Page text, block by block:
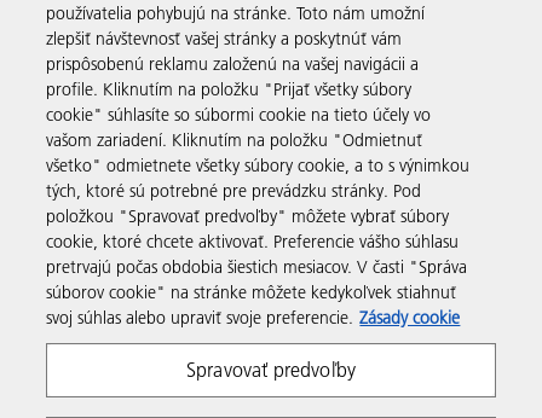
Produkty a služby
Podpora a kontakt
Zdroje
sledujte nás
používatelia pohybujú na stránke. Toto nám umožní
zlepšiť návštevnosť vašej stránky a poskytnúť vám
prispôsobenú reklamu založenú na vašej navigácii a
profile. Kliknutím na položku "Prijať všetky súbory
cookie" súhlasíte so súbormi cookie na tieto účely vo
vašom zariadení. Kliknutím na položku "Odmietnuť
všetko" odmietnete všetky súbory cookie, a to s výnimkou
tých, ktoré sú potrebné pre prevádzku stránky. Pod
položkou "Spravovať predvoľby" môžete vybrať súbory
cookie, ktoré chcete aktivovať. Preferencie vášho súhlasu
pretrvajú počas obdobia šiestich mesiacov. V časti "Správa
súborov cookie" na stránke môžete kedykoľvek stiahnuť
svoj súhlas alebo upraviť svoje preferencie. Zásady cookie
Spravovať predvoľby